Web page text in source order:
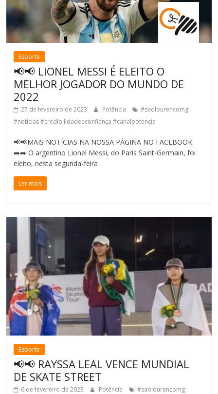
Esporte
📢📢 LIONEL MESSI É ELEITO O
MELHOR JOGADOR DO MUNDO DE
2022
27 de fevereiro de 2023 Potência
#saolourencomg
#notícias #credibilidadeeconfiança #canalpotencia
📢📢MAIS NOTÍCIAS NA NOSSA PÁGINA NO FACEBOOK.
➡️➡️ O argentino Lionel Messi, do Paris Saint-Germain, foi
eleito, nesta segunda-feira
Ler mais
Esporte
📢📢 RAYSSA LEAL VENCE MUNDIAL
DE SKATE STREET
6 de fevereiro de 2023 Potência
#saolourencomg